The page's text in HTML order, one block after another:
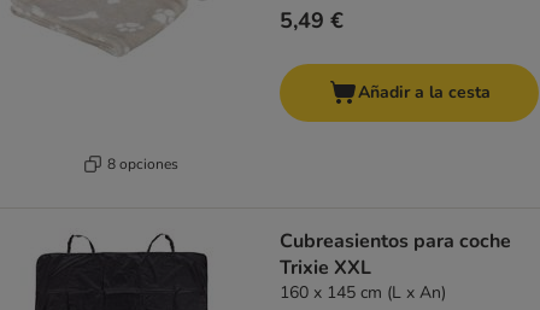
8 opciones
5,49 €
Añadir a la cesta
Cubreasientos para coche
Trixie XXL
160 x 145 cm (L x An)